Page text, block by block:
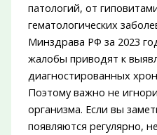
патологий, от
гематологических
Минздрава РФ за 2023
жалобы приводят к
диагностированных
Поэтому важно не
организма. Если вы
появляются регулярно,